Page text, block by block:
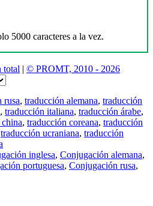
5000 caracteres a la vez.
total | © PROMT, 2010 - 2026
rusa, traducción alemana, traducción
, traducción italiana, traducción árabe,
, traducción coreana, traducción
traducción ucraniana, traducción
inglesa, Conjugación alemana,
portuguesa, Conjugación rusa,